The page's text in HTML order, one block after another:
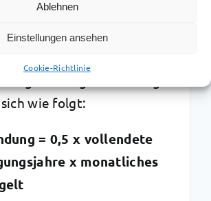
Ablehnen
Einstellungen ansehen
Cookie-Richtlinie
und Arbeitnehmer
sich bei der Verhandlung
wie folgt:
= 0,5 x vollendete
x monatliches